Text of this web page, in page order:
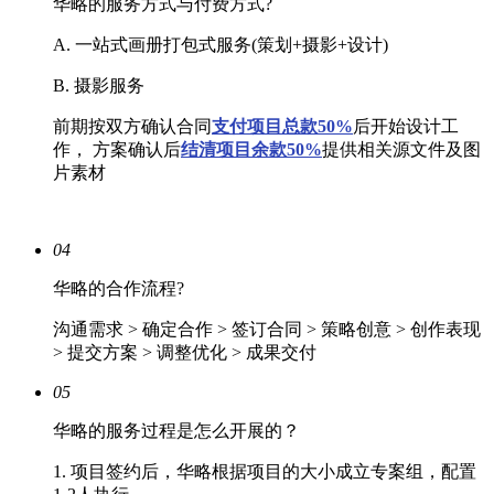
华略的服务方式与付费方式?
A. 一站式画册打包式服务(策划+摄影+设计)
B. 摄影服务
前期按双方确认合同支付项目总款50%后开始设计工
作， 方案确认后结清项目余款50%提供相关源文件及图
片素材
04
华略的合作流程?
沟通需求 > 确定合作 > 签订合同 > 策略创意 > 创作表现
> 提交方案 > 调整优化 > 成果交付
05
华略的服务过程是怎么开展的？
1. 项目签约后，华略根据项目的大小成立专案组，配置